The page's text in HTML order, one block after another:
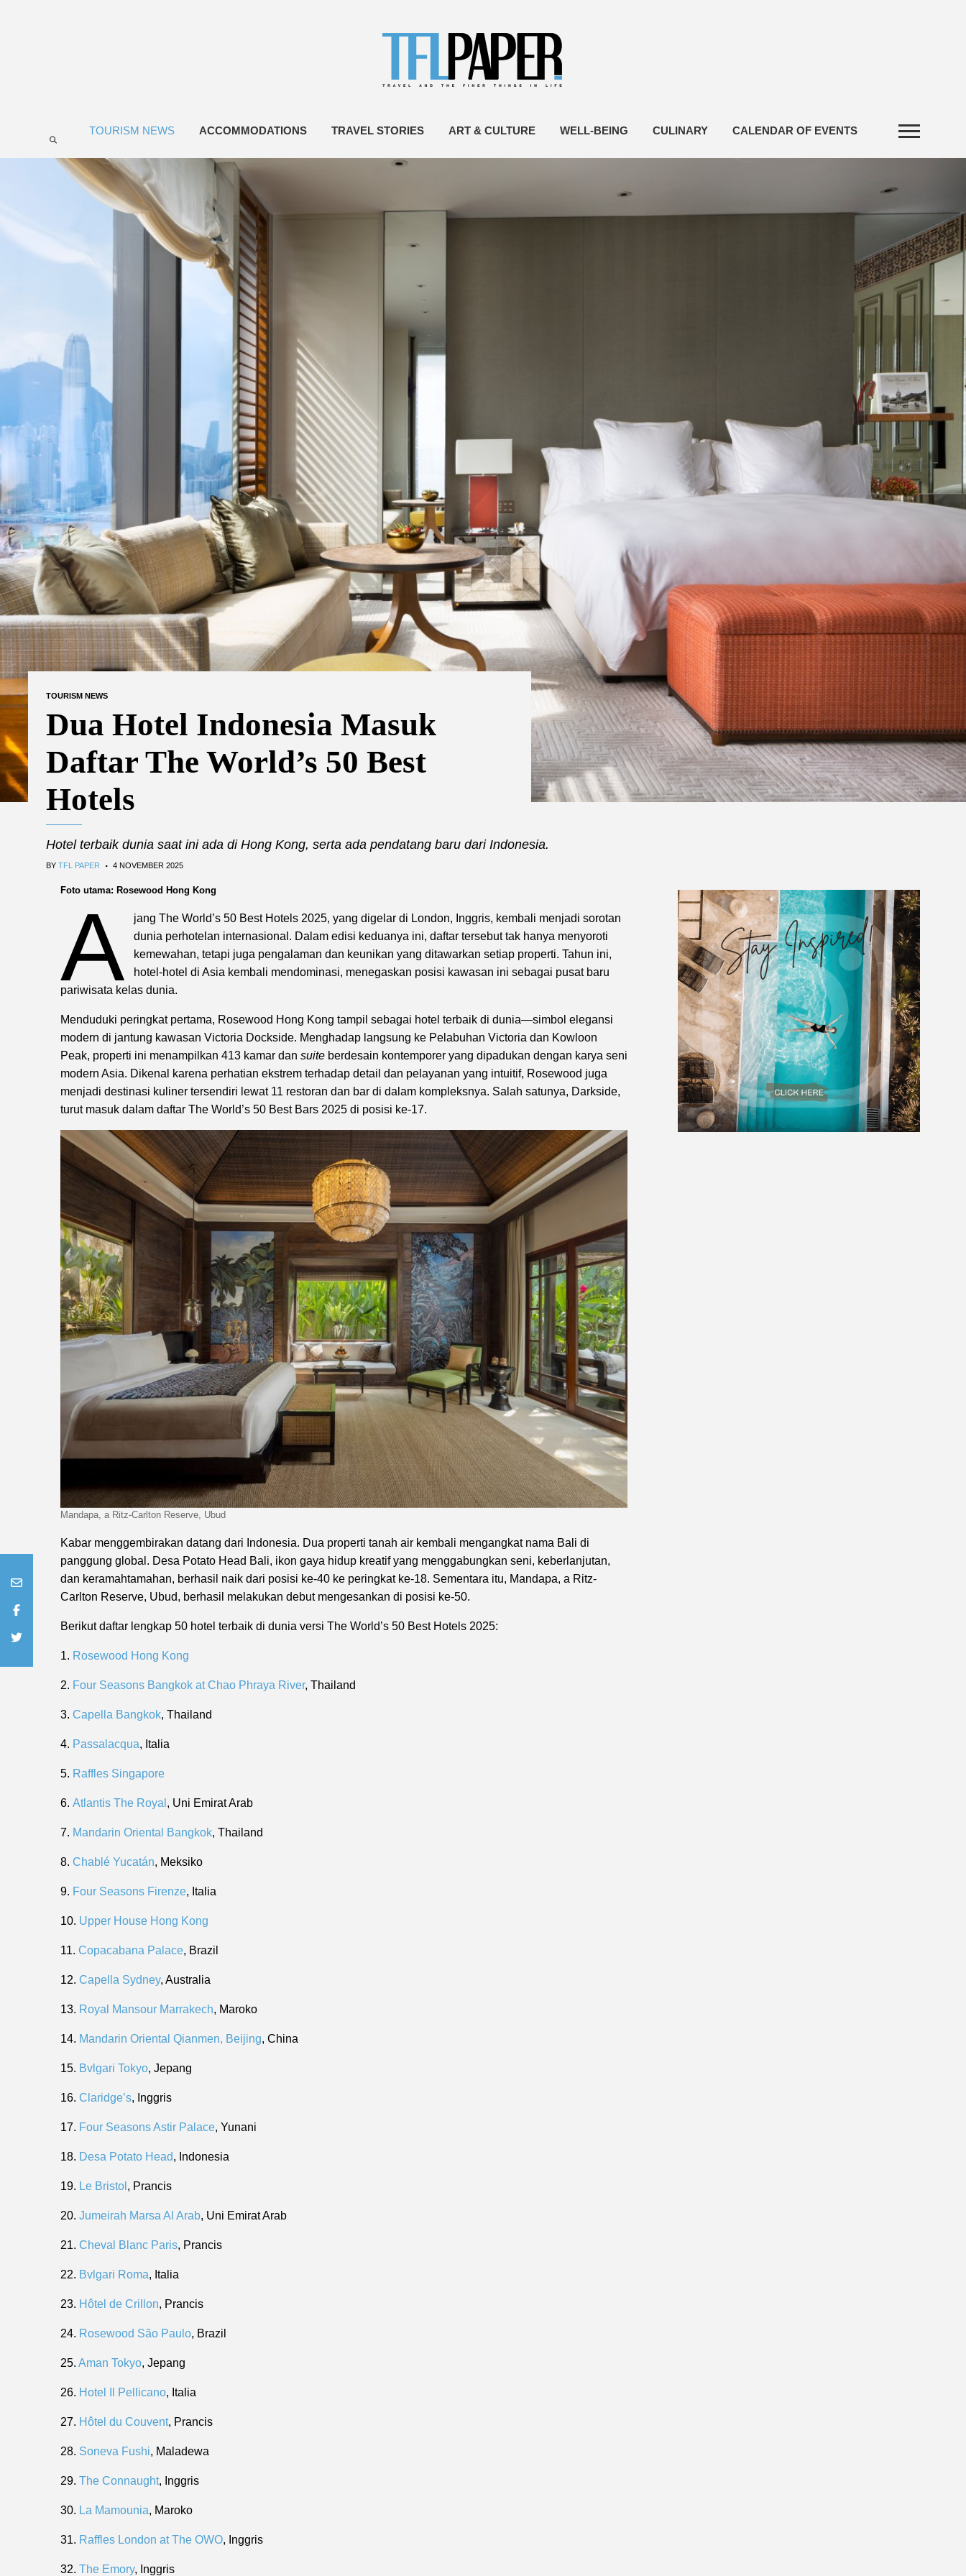
TOURISM NEWS ACCOMMODATIONS TRAVEL STORIES ART & CULTURE WELL-BEING CULINARY CALENDAR OF EVENTS
TOURISM NEWS
Dua Hotel Indonesia Masuk
Daftar The World’s 50 Best
Hotels
Hotel terbaik dunia saat ini ada di Hong Kong, serta ada pendatang baru dari Indonesia.
BY TFL PAPER . 4 NOVEMBER 2025
Foto utama: Rosewood Hong Kong
A
jang The World’s 50 Best Hotels 2025, yang digelar di London, Inggris, kembali menjadi sorotan
dunia perhotelan internasional. Dalam edisi keduanya ini, daftar tersebut tak hanya menyoroti
kemewahan, tetapi juga pengalaman dan keunikan yang ditawarkan setiap properti. Tahun ini,
hotel-hotel di Asia kembali mendominasi, menegaskan posisi kawasan ini sebagai pusat baru
pariwisata kelas dunia.
Menduduki peringkat pertama, Rosewood Hong Kong tampil sebagai hotel terbaik di dunia—simbol elegansi
modern di jantung kawasan Victoria Dockside. Menghadap langsung ke Pelabuhan Victoria dan Kowloon
Peak, properti ini menampilkan 413 kamar dan suite berdesain kontemporer yang dipadukan dengan karya seni
modern Asia. Dikenal karena perhatian ekstrem terhadap detail dan pelayanan yang intuitif, Rosewood juga
menjadi destinasi kuliner tersendiri lewat 11 restoran dan bar di dalam kompleksnya. Salah satunya, Darkside,
turut masuk dalam daftar The World’s 50 Best Bars 2025 di posisi ke-17.
Mandapa, a Ritz-Carlton Reserve, Ubud
Kabar menggembirakan datang dari Indonesia. Dua properti tanah air kembali mengangkat nama Bali di
panggung global. Desa Potato Head Bali, ikon gaya hidup kreatif yang menggabungkan seni, keberlanjutan,
dan keramahtamahan, berhasil naik dari posisi ke-40 ke peringkat ke-18. Sementara itu, Mandapa, a Ritz-
Carlton Reserve, Ubud, berhasil melakukan debut mengesankan di posisi ke-50.
Berikut daftar lengkap 50 hotel terbaik di dunia versi The World’s 50 Best Hotels 2025:
1. Rosewood Hong Kong
2. Four Seasons Bangkok at Chao Phraya River, Thailand
3. Capella Bangkok, Thailand
4. Passalacqua, Italia
5. Raffles Singapore
6. Atlantis The Royal , Uni Emirat Arab
7. Mandarin Oriental Bangkok, Thailand
8. Chablé Yucatán, Meksiko
9. Four Seasons Firenze, Italia
10. Upper House Hong Kong
11. Copacabana Palace, Brazil
12. Capella Sydney, Australia
13. Royal Mansour Marrakech, Maroko
14. Mandarin Oriental Qianmen, Beijing, China
15. Bvlgari Tokyo, Jepang
16. Claridge’s, Inggris
17. Four Seasons Astir Palace, Yunani
18. Desa Potato Head, Indonesia
19. Le Bristol , Prancis
20. Jumeirah Marsa Al Arab, Uni Emirat Arab
21. Cheval Blanc Paris, Prancis
22. Bvlgari Roma, Italia
23. Hôtel de Crillon, Prancis
24. Rosewood São Paulo, Brazil
25. Aman Tokyo, Jepang
26. Hotel Il Pellicano, Italia
27. Hôtel du Couvent, Prancis
28. Soneva Fushi, Maladewa
29. The Connaught, Inggris
30. La Mamounia, Maroko
31. Raffles London at The OWO, Inggris
32. The Emory, Inggris